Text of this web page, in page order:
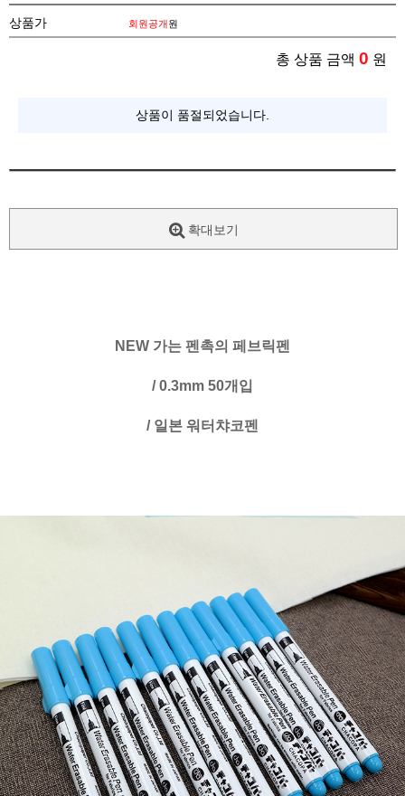
상품가 회원공개원
총 상품 금액 0 원
상품이 품절되었습니다.
확대보기
NEW 가는 펜촉의 페브릭펜
/ 0.3mm 50개입
/ 일본 워터챠코펜